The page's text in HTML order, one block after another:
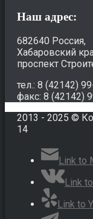
Наш адрес:
682640 Россия,
Хабаровский
проспект
тел.: 8 (42142)
факс: 8 (42142)
2013 - 2025 ©
14
Link to
Link
Link to